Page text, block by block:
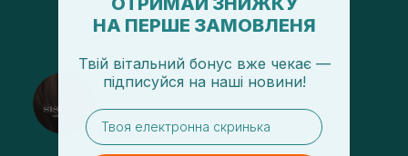
@sisters_stelmakh в Instagram
Підписатися
НА ПЕРШЕ ЗАМОВЛЕНЯ
Твій вітальний бонус вже чекає —
підписуйся на наші новини!
email